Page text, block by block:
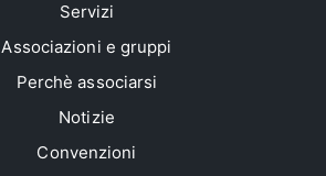
Servizi
Associazioni e gruppi
Perchè associarsi
Notizie
Convenzioni